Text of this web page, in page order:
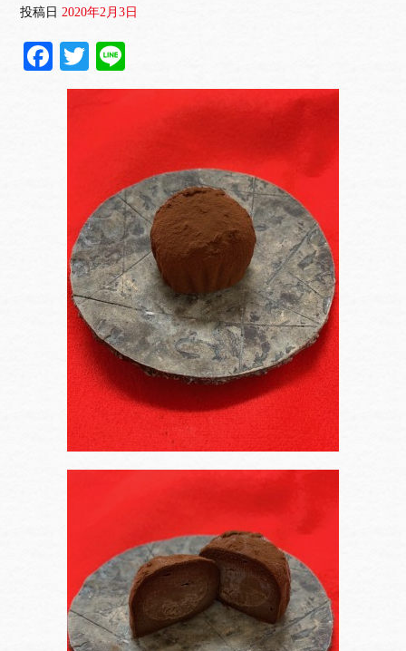
投稿日 2020年2月3日
Fa
ce
T
wi ne